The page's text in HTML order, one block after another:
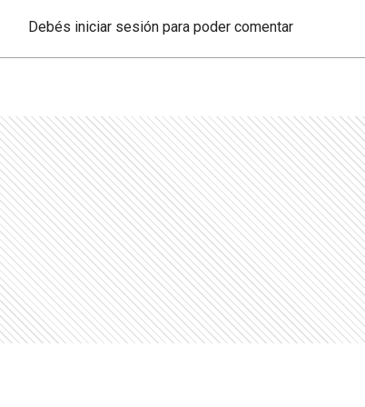
Debés iniciar sesión para poder comentar